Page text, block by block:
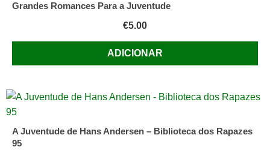
Folheto,
Grandes Romances Para a Juventude
€5.00
ADICIONAR
A Juventude de Hans Andersen – Biblioteca dos Rapazes
95